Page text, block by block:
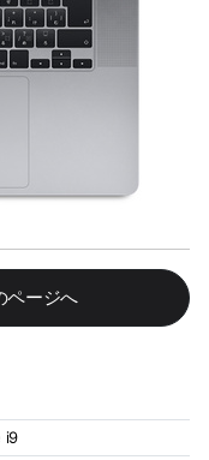
ページへ
i9